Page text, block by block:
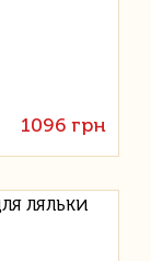
1096 грн
ЛЯЛЬКИ